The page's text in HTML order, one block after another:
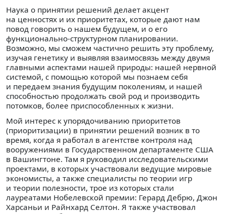
Наука о принятии решений делает акцент
на ценностях и их приоритетах, которые дают нам
повод говорить о нашем будущем, и о его
функционально-структурном планировании.
Возможно, мы сможем частично решить эту проблему,
изучая генетику и выявляя взаимосвязь между двумя
главными аспектами нашей природы: нашей нервной
системой, с помощью которой мы познаем себя
и передаем знания будущим поколениям, и нашей
способностью продолжать свой род и производить
потомков, более приспособленных к жизни.
Мой интерес к упорядочиванию приоритетов
(приоритизации) в принятии решений возник в то
время, когда я работал в агентстве контроля над
вооружениями в Государственном департаменте США
в Вашингтоне. Там я руководил исследовательскими
проектами, в которых участвовали ведущие мировые
экономисты, а также специалисты по теории игр
и теории полезности, трое из которых стали
лауреатами Нобелевской премии: Герард Дебрю, Джон
Харсаньи и Райнхард Селтон. Я также участвовал